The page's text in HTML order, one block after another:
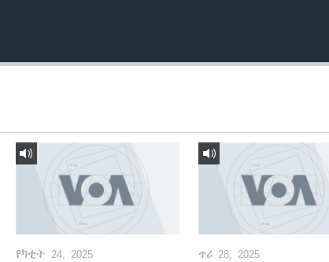
የካቲት 24, 2025 ጥሪ 28, 2025